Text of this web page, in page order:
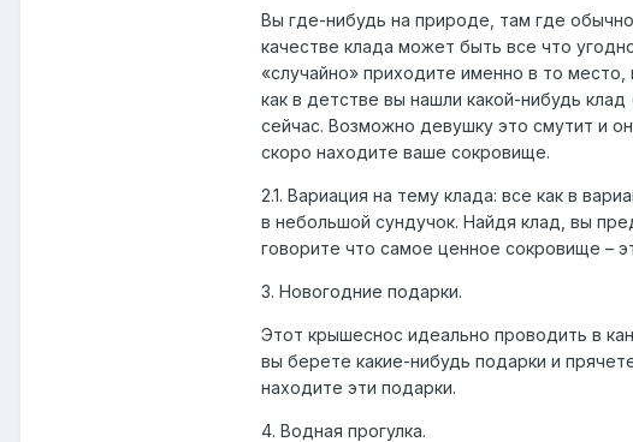
Вы где-нибудь на природе, там где
качестве клада может быть все что
«случайно» приходите именно в то
как в детстве вы нашли какой-нибудь
сейчас. Возможно девушку это смутит и
скоро находите ваше сокровище.
2.1. Вариация на тему клада: все как в
в небольшой сундучок. Найдя клад, вы
говорите что самое ценное сокровище –
3. Новогодние подарки.
Этот крышеснос идеально проводить в
вы берете какие-нибудь подарки и
находите эти подарки.
4. Водная прогулка.